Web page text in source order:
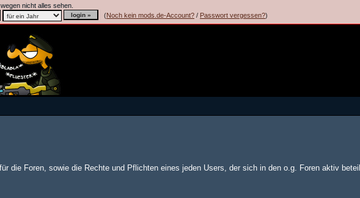
nicht alles sehen.
(Noch kein mods.de-Account? / Passwort vergessen?)
die Foren, sowie die Rechte und Pflichten eines jeden Users, der sich in den o.g. Foren aktiv